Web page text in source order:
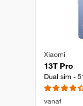
Xiaomi
13T Pro
Dual sim -
vanaf